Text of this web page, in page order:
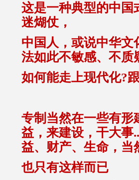
这是一种典型的中国
迷煳仗，
中国人，或说中华文
法如此不敏感、不质
如何能走上现代化?
专制当然在一些有形
益，来建设，干大事
益、财产、生命，当
也只有这样而已